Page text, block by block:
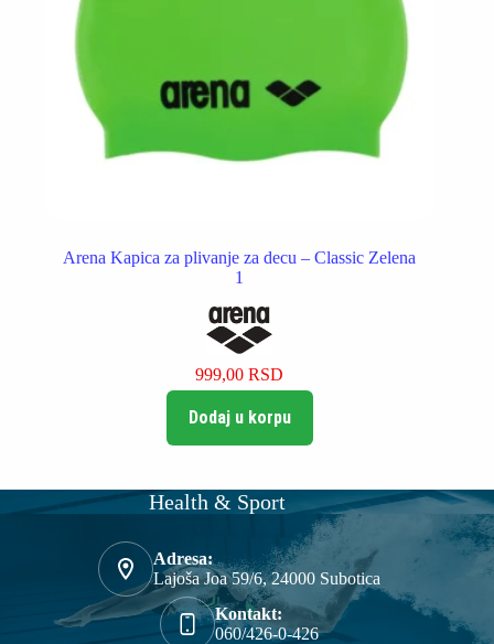
Arena Kapica za plivanje za decu – Classic Zelena
1
999,00RSD
Dodaj u korpu
Health & Sport
Adresa:
Lajoša Joa 59/6, 24000 Subotica
Kontakt:
060/426-0-426